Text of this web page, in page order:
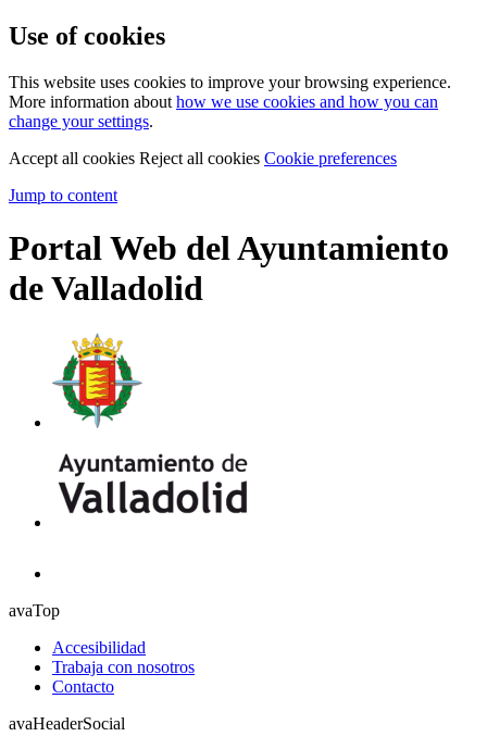
Use of cookies
This website uses cookies to improve your browsing experience.
More information about how we use cookies and how you can
change your settings.
Accept all cookies Reject all cookies Cookie preferences
Jump to content
Portal Web del Ayuntamiento
de Valladolid
avaTop
Accesibilidad
Trabaja con nosotros
Contacto
avaHeaderSocial